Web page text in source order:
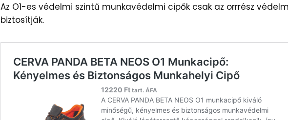
Az O1-es védelmi szintű munkavédelmi cipők csak az orrrész
biztosítják.